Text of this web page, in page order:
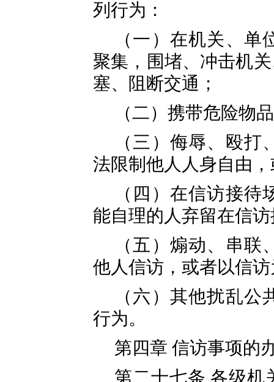
列行为：
（一）在机关、
聚集，围堵、冲击机
塞、阻断交通；
（二）携带危险物
（三）侮辱、殴
法限制他人人身自由
（四）在信访接
能自理的人弃留在信
（五）煽动、串
他人信访，或者以信
（六）其他扰乱
行为。
第四章 信访事项的
第二十七条 各级机